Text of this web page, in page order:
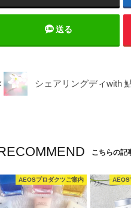
送る
シェアリングディwith
こちらの記
AEOSプロダクツご案内 AEOS